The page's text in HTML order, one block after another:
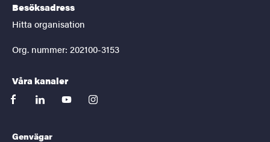
Besöksadress
Hitta organisation
Org. nummer: 202100-3153
Våra kanaler
facebooklinkedinyoutubeinstagram
Genvägar